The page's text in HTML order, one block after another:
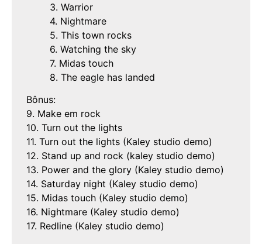
3. Warrior
4. Nightmare
5. This town rocks
6. Watching the sky
7. Midas touch
8. The eagle has landed
Bônus:
9. Make em rock
10. Turn out the lights
11. Turn out the lights (Kaley studio demo)
12. Stand up and rock (kaley studio demo)
13. Power and the glory (Kaley studio demo)
14. Saturday night (Kaley studio demo)
15. Midas touch (Kaley studio demo)
16. Nightmare (Kaley studio demo)
17. Redline (Kaley studio demo)